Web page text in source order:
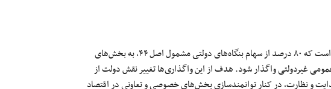
است که۸۰درصد از سهام بنگاه‌های دولتی مشمول اصل۴۴، بهبخش‌های
غیردولتی واگذار شود. هدف از اینواگذاری‌هاتغییر نقش دولت از
و نظارت، در کنار توانمندسازیبخش‌هایخصوصی و تعاونی در اقتصاد